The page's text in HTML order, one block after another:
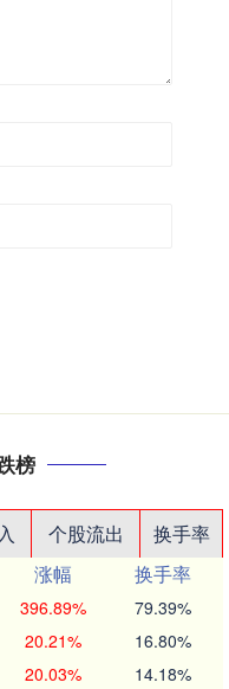
榜
个股流出
换手率
涨幅
换手率
396.89% 79.39%
20.21% 16.80%
20.03% 14.18%